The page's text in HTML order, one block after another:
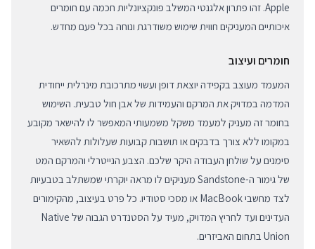
Apple. זהו פתרון אלגנטי המשלב פונקציונליות חכמה עם חומרים
איכותיים המעניקים חווית שימוש משודרגת ונוחה בכל פעם מחדש.
חומרים ועיצוב
המעמד מעוצב בקפידה יוצאת דופן ועשוי מתרכובת מינרלית ייחודית
המדמה במדויק את המרקם והעמידות של אבן חול טבעית. השימוש
בחומר זה מעניק למעמד משקל משמעותי המאפשר לו להישאר מקובע
במקומו ללא צורך בדבקים או תושבות קבועות שעלולות להשאיר
סימנים על שולחן העבודה היקר שלכם. הצבע הנייטרלי והמרקם המט
של גימור ה-Sandstone מעניקים לו מראה יוקרתי שמשתלב בטבעיות
לצד מחשבי MacBook או מסכי סטודיו. כל פרט בעיצוב, מהקימורים
העדינים ועד לחריץ המדויק, מעיד על הסטנדרט הגבוה של Native
Union בתחום האביזרים.